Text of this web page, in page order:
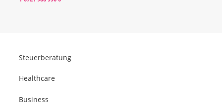
Steuerberatung
Healthcare
Business